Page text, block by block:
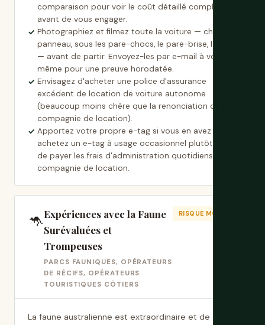
comparaison pour voir le coût détaillé complet
avant de vous engager.
Photographiez et filmez toute la voiture — chaque
panneau, sous les pare-chocs, le pare-brise, le toit
— avant de partir. Envoyez-les par e-mail à vous-
même pour une preuve horodatée.
Envisagez d'acheter une police d'assurance
excédent de location de voiture autonome
(beaucoup moins chère que la renonciation de la
compagnie de location).
Apportez votre propre e-tag si vous en avez un, ou
achetez un e-tag à usage occasionnel plutôt que
de payer les frais d'administration quotidiens de la
compagnie de location.
🦘Expériences avec la Faune
Surévaluées et
Trompeuses
PARCS FAUNIQUES, OPÉRATEURS
DE RÉCIFS, OPÉRATEURS
TOURISTIQUES CÔTIERS
RISQUE MOYEN
La faune australienne est extraordinaire et de